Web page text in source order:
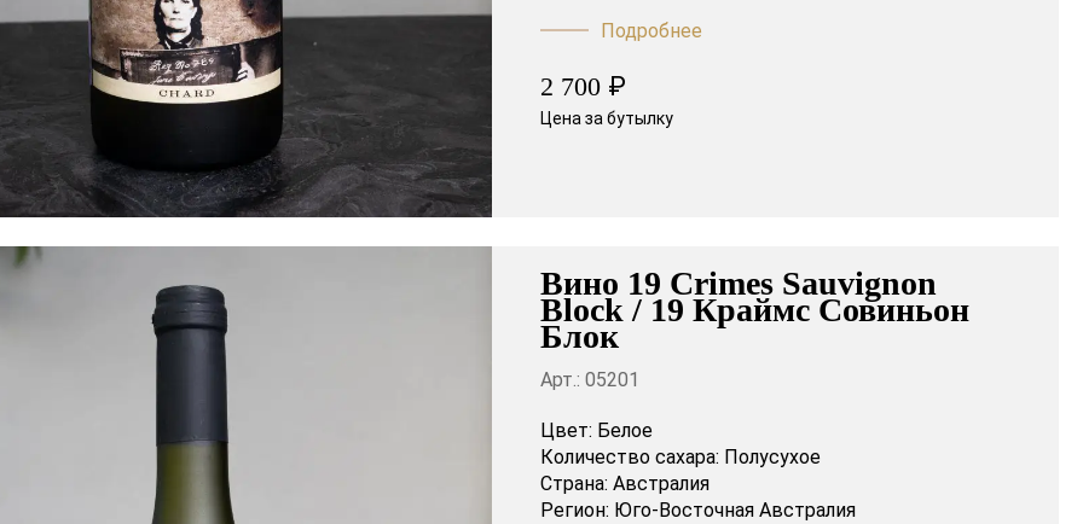
Подробнее
2 700 ₽
Цена за бутылку
Вино 19 Crimes Sauvignon
Block / 19 Краймс Совиньон
Блок
Арт.: 05201
Цвет: Белое
Количество сахара: Полусухое
Страна: Австралия
Регион: Юго-Восточная Австралия